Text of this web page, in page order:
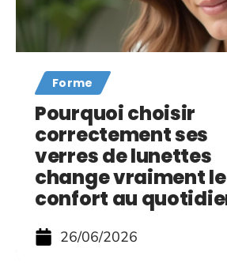
Forme
Pourquoi choisir
correctement ses
verres de lunettes
change vraiment le
confort au
26/06/2026